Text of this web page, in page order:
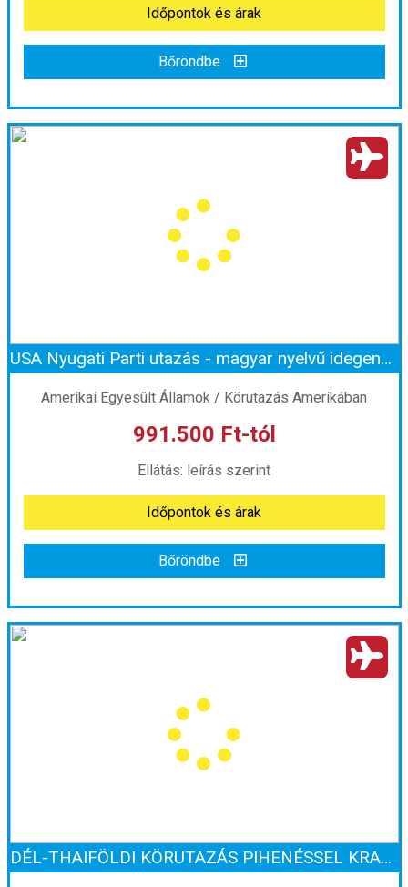
Bőröndbe
Időpontok és árak
Bőröndbe
India - Nepál körutazás ***
Körutazás Indiában
Utazás módja:
Ellátás: leírás szerint
Szálláskategória:
2 ágyas szoba
Időpont: 2026-11-07 | 13 éj
már 969.000 Ft-tól
Időpontok és árak
Bőröndbe
USA Nyugati Parti utazás - magyar nyelvű idegenvezetéssel
Amerikai Egyesült Államok / Körutazás Amerikában
991.500 Ft-tól
Ellátás: leírás szerint
Időpontok és árak
Bőröndbe
USA Nyugati Parti utazás - magyar nyelvű idegenvezetéssel
Körutazás Amerikában
Utazás módja:
Repülővel
Ellátás: leírás szerint
Szálláskategória:Program szerint
Szobatípus:
Időpont: 2027-04-29 | 10 éj DÉL-THAIFÖLDI KÖRUTAZÁS PIHENÉSSEL KRABIN ****